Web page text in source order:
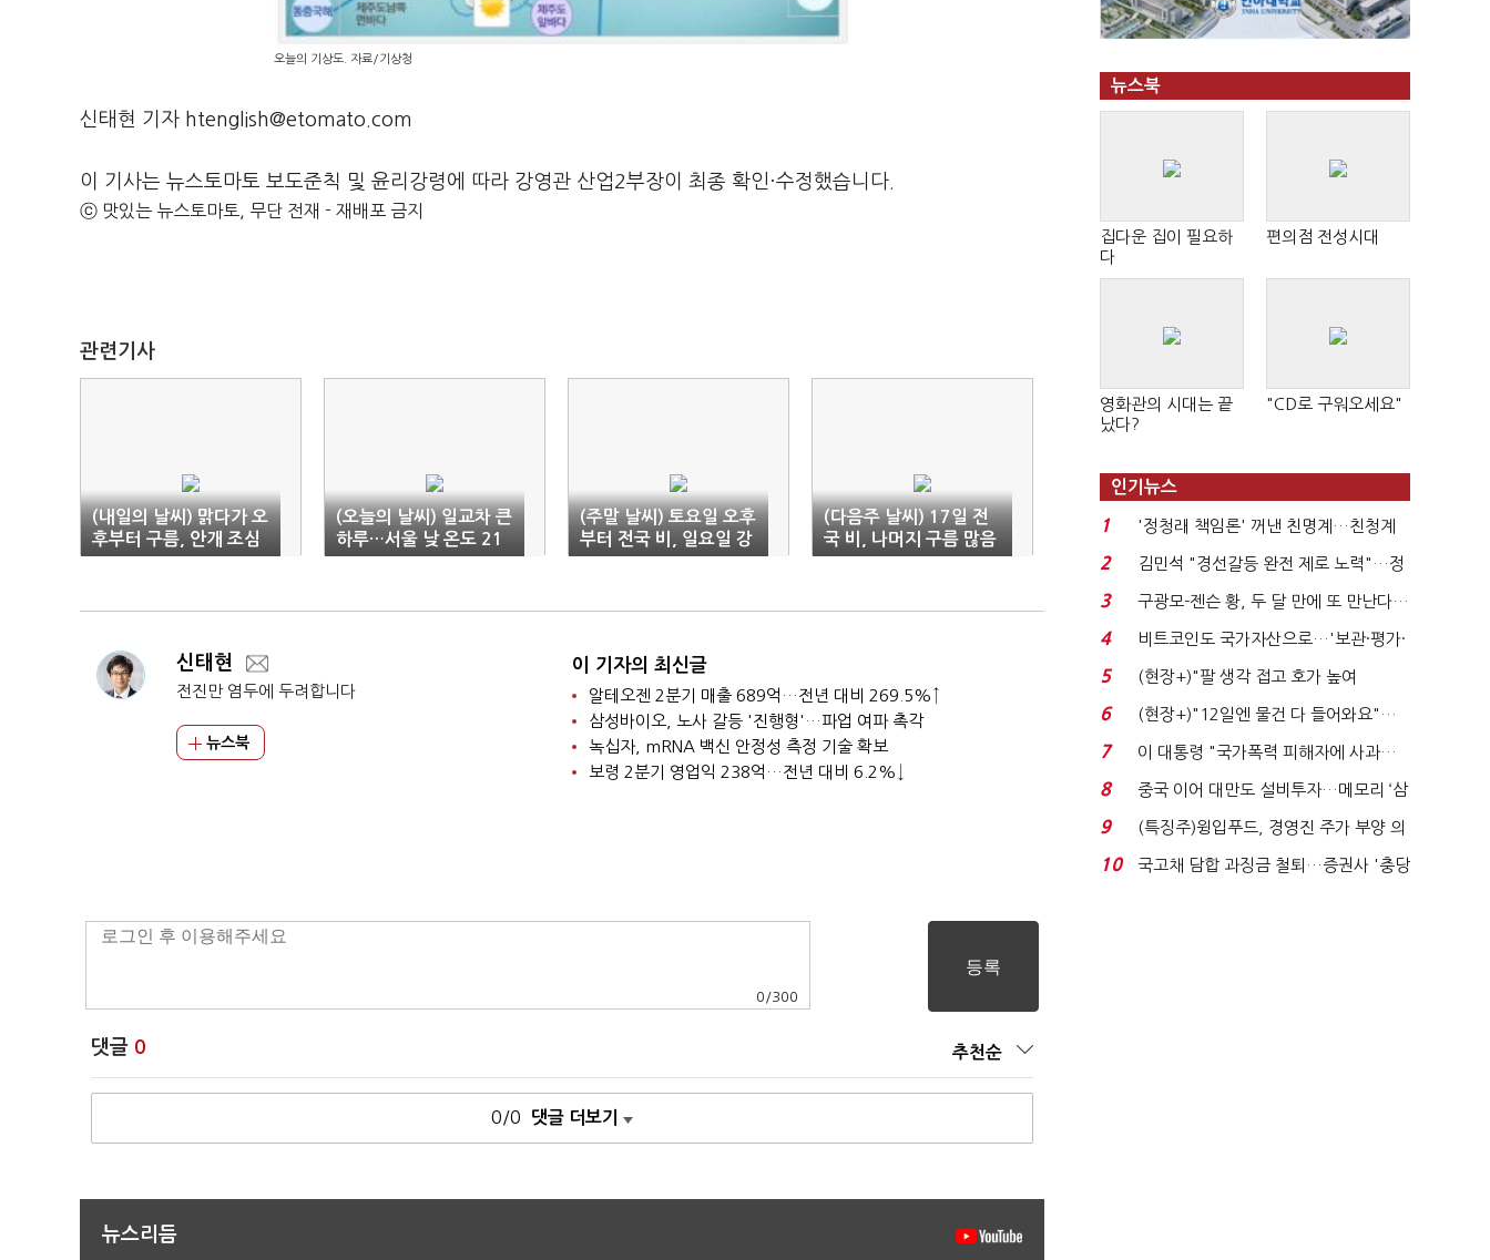
오늘의 기상도. 자료/기상청
신태현 기자 htenglish@etomato.com
이 기사는 뉴스토마토 보도준칙 및 윤리강령에 따라 강영관 산업2부장이 최종 확인·수정했습니다.
ⓒ 맛있는 뉴스토마토, 무단 전재 - 재배포 금지
관련기사
(내일의 날씨) 맑다가 오
후부터 구름, 안개 조심
(오늘의 날씨) 일교차 큰
하루…서울 낮 온도 21
도
(주말 날씨) 토요일 오후
부터 전국 비, 일요일 강
원·남부 오후까지 비
(다음주 날씨) 17일 전
국 비, 나머지 구름 많음
신태현
전진만 염두에 두려합니다
뉴스북
이 기자의 최신글
알테오젠 2분기 매출 689억…전년 대비 269.5%↑
삼성바이오, 노사 갈등 '진행형'…파업 여파 촉각
녹십자, mRNA 백신 안정성 측정 기술 확보
보령 2분기 영업익 238억…전년 대비 6.2%↓
0 /300
댓글 0 추천순
0/0 댓글 더보기
뉴스리듬
뉴스북
집다운 집이 필요하
다
편의점 전성시대
영화관의 시대는 끝
났다?
"CD로 구워오세요"
인기뉴스
1
'정청래 책임론' 꺼낸 친명계…친청계
는 추가투표 때리기...
2
김민석 "경선갈등 완전 제로 노력"…정
청래 "반명 공세 사...
3
구광모-젠슨 황, 두 달 만에 또 만난다…
로봇·AI 등 논...
4
비트코인도 국가자산으로…'보관·평가·
처분' 기준은 ...
5
(현장+)"팔 생각 접고 호가 높여
요"…'덜 똘똘한 한 채' 20...
6
(현장+)"12일엔 물건 다 들어와요"…
빈 매대 채우며 문 연 ...
7
이 대통령 "국가폭력 피해자에 사과…
적극적 조사로 진...
8
중국 이어 대만도 설비투자…메모리 ‘삼
국전쟁’
9
(특징주)윙입푸드, 경영진 주가 부양 의
지에 상한가...
10
국고채 담합 과징금 철퇴…증권사 '충당